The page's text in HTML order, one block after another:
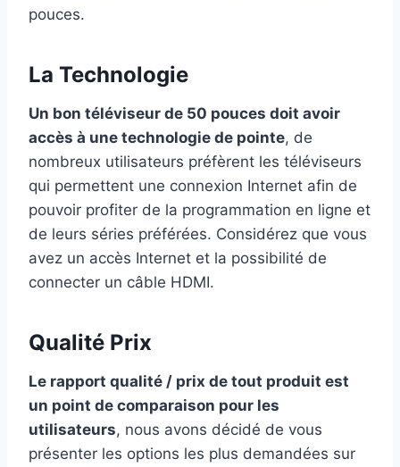
pouces.
La Technologie
Un bon téléviseur de 50 pouces doit avoir
accès à une technologie de pointe, de
nombreux utilisateurs préfèrent les téléviseurs
qui permettent une connexion Internet afin de
pouvoir profiter de la programmation en ligne et
de leurs séries préférées. Considérez que vous
avez un accès Internet et la possibilité de
connecter un câble HDMI.
Qualité Prix
Le rapport qualité / prix de tout produit est
un point de comparaison pour les
utilisateurs, nous avons décidé de vous
présenter les options les plus demandées sur